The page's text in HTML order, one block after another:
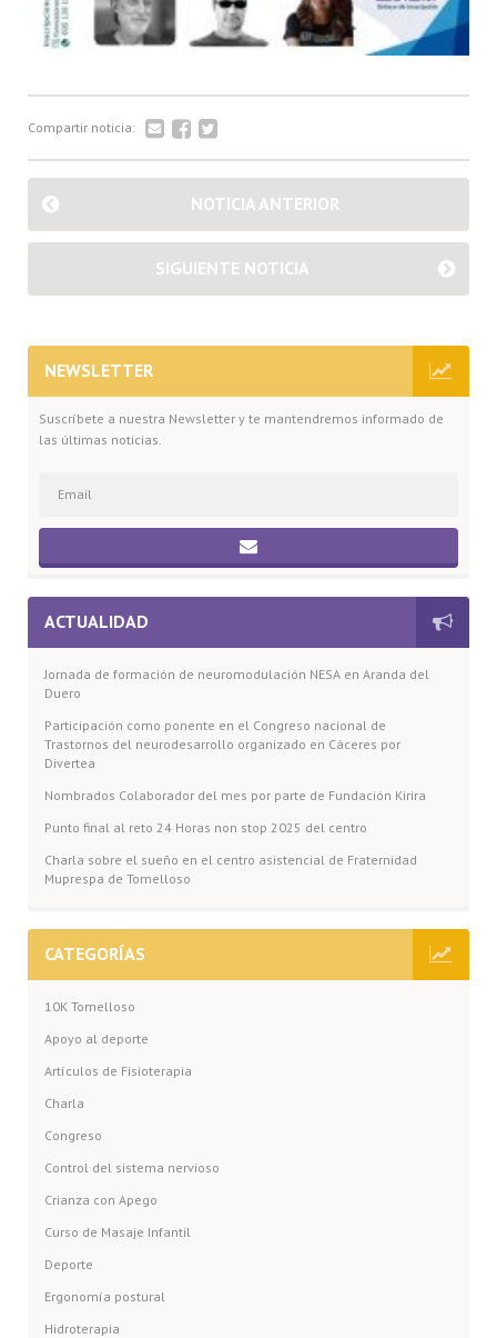
Compartir noticia:
NOTICIA ANTERIOR
SIGUIENTE NOTICIA
NEWSLETTER
Suscríbete a nuestra Newsletter y te mantendremos informado de
las últimas noticias.
ACTUALIDAD
Jornada de formación de neuromodulación NESA en Aranda del
Duero
Participación como ponente en el Congreso nacional de
Trastornos del neurodesarrollo organizado en Cáceres por
Divertea
Nombrados Colaborador del mes por parte de Fundación Kirira
Punto final al reto 24 Horas non stop 2025 del centro
Charla sobre el sueño en el centro asistencial de Fraternidad
Muprespa de Tomelloso
CATEGORÍAS
10K Tomelloso
Apoyo al deporte
Artículos de Fisioterapia
Charla
Congreso
Control del sistema nervioso
Crianza con Apego
Curso de Masaje Infantil
Deporte
Ergonomía postural
Hidroterapia